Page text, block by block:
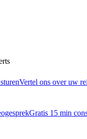
Vertel ons over uw
Gratis 15 min